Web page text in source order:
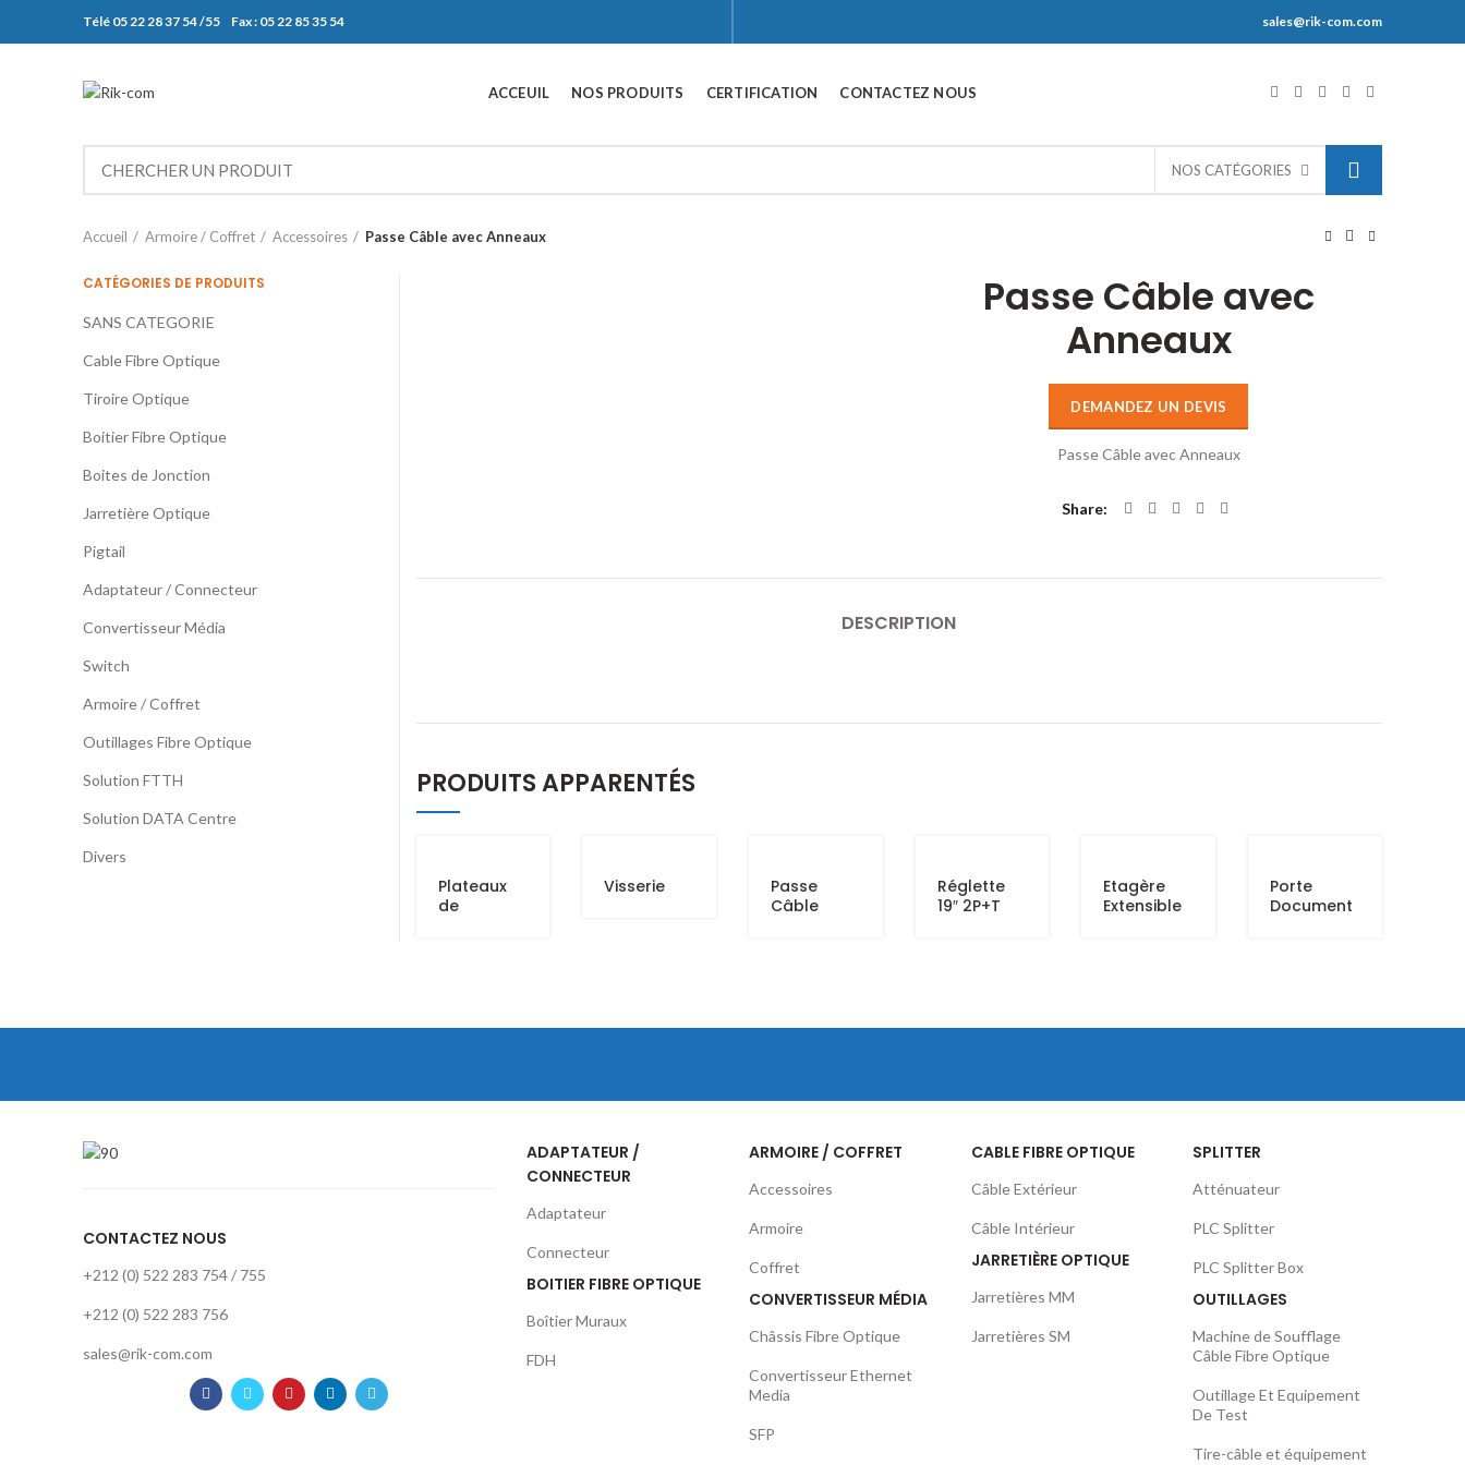
Télé 05 22 28 37 54 /55 Fax : 05 22 85 35 54 sales@rik-com.com
ACCEUIL NOS PRODUITS CERTIFICATION CONTACTEZ NOUS
NOS CATÉGORIES
Accueil Armoire / Coffret Accessoires
Passe Câble avec Anneaux
Passe Câble avec
Anneaux
DEMANDEZ UN DEVIS
Passe Câble avec Anneaux
Share
DESCRIPTION
PRODUITS APPARENTÉS
Plateaux
de
Visserie
Passe
Câble
Réglette
19″ 2P+T
Etagère
Extensible
Porte
Document
CATÉGORIES DE PRODUITS
SANS CATEGORIE
Cable Fibre Optique
Tiroire Optique
Boitier Fibre Optique
Boites de Jonction
Jarretière Optique
Pigtail
Adaptateur / Connecteur
Convertisseur Média
Switch
Armoire / Coffret
Outillages Fibre Optique
Solution FTTH
Solution DATA Centre
Divers
CONTACTEZ NOUS
+212 (0) 522 283 754 / 755
+212 (0) 522 283 756
sales@rik-com.com
ADAPTATEUR /
CONNECTEUR
Adaptateur
Connecteur
BOITIER FIBRE OPTIQUE
Boîtier Muraux
FDH
ARMOIRE / COFFRET
Accessoires
Armoire
Coffret
CONVERTISSEUR MÉDIA
Châssis Fibre Optique
Convertisseur Ethernet
Media
SFP
CABLE FIBRE OPTIQUE
Câble Extérieur
Câble Intérieur
JARRETIÈRE OPTIQUE
Jarretières MM
Jarretières SM
SPLITTER
Atténuateur
PLC Splitter
PLC Splitter Box
OUTILLAGES
Machine de Soufflage
Câble Fibre Optique
Outillage Et Equipement
De Test
Tire-câble et équipement